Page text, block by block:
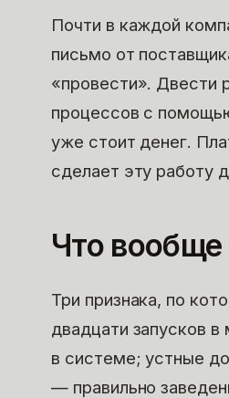
Почти в каждой
письмо от
«провести». Двести
процессов с
уже стоит денег.
сделает эту работу
Что вообще
Три признака, по
двадцати запусков
в системе; устные
— правильно